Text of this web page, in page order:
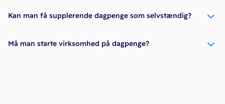
Kan man få supplerende dagpenge som selvstændig?
Må man starte virksomhed på dagpenge?